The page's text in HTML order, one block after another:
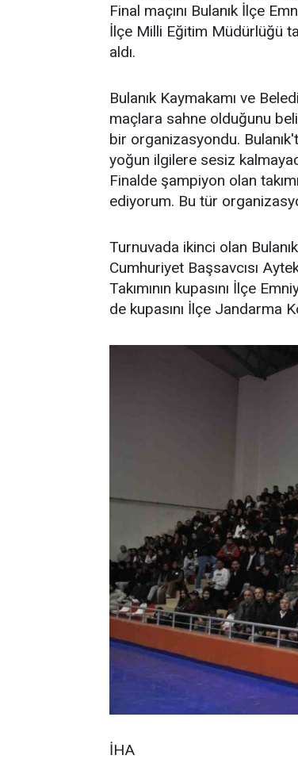
Final maçını Bulanık İlçe
İlçe Milli Eğitim Müdürlüğü
aldı.
Bulanık Kaymakamı ve
maçlara sahne olduğunu
bir organizasyondu.
yoğun ilgilere sesiz
Finalde şampiyon olan
ediyorum. Bu tür
Turnuvada ikinci olan
Cumhuriyet Başsavcısı
Takımının kupasını İlçe
de kupasını İlçe Jandarma
İHA